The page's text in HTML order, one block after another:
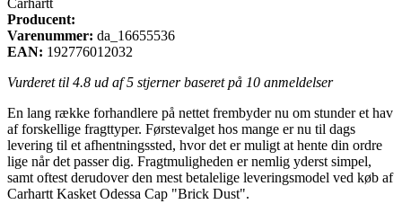
Producent:
Varenummer: da_16655536
EAN: 192776012032
Vurderet til 4.8 ud af 5 stjerner baseret på 10 anmeldelser
En lang række forhandlere på nettet frembyder nu om stunder et hav
af forskellige fragttyper. Førstevalget hos mange er nu til dags
levering til et afhentningssted, hvor det er muligt at hente din ordre
lige når det passer dig. Fragtmuligheden er nemlig yderst simpel,
samt oftest derudover den mest betalelige leveringsmodel ved køb af
Carhartt Kasket Odessa Cap "Brick Dust".